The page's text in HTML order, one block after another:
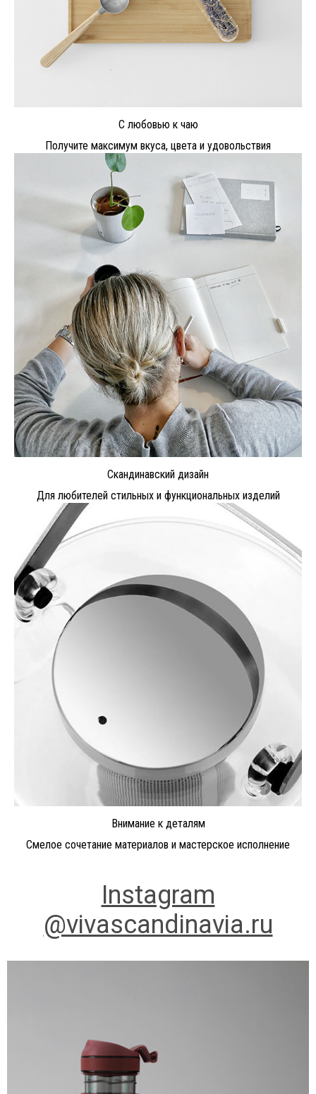
С любовью к чаю
Получите максимум вкуса, цвета и удовольствия
Скандинавский дизайн
Для любителей стильных и функциональных изделий
Внимание к деталям
Смелое сочетание материалов и мастерское исполнение
Instagram
@vivascandinavia.ru